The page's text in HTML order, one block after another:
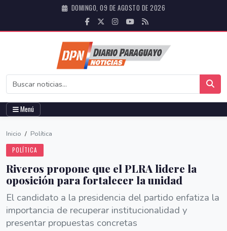
DOMINGO, 09 DE AGOSTO DE 2026
Menú
Inicio / Política
POLÍTICA
Riveros propone que el PLRA lidere la
oposición para fortalecer la unidad
El candidato a la presidencia del partido enfatiza la
importancia de recuperar institucionalidad y
presentar propuestas concretas